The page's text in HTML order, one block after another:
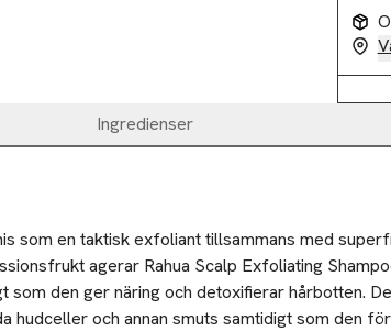
Ingredienser
som en taktisk exfoliant tillsammans med
agerar Rahua Scalp Exfoliating
den ger näring och detoxifierar hårbotten.
hudceller och annan smuts samtidigt som den